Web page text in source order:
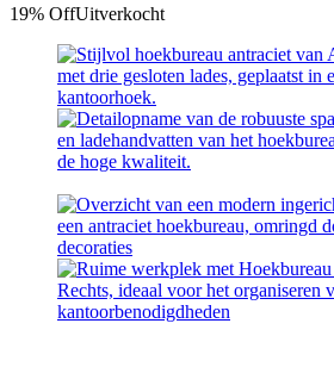
19% OffUitverkocht